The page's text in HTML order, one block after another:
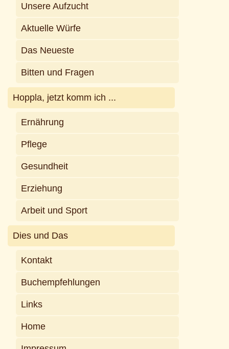
Unsere Aufzucht
Aktuelle Würfe
Das Neueste
Bitten und Fragen
Hoppla, jetzt komm ich ...
Ernährung
Pflege
Gesundheit
Erziehung
Arbeit und Sport
Dies und Das
Kontakt
Buchempfehlungen
Links
Home